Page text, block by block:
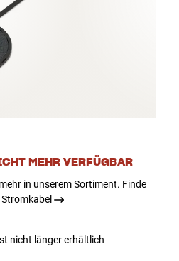
MEHR VERFÜGBAR
in unserem Sortiment. Finde
nicht länger erhältlich